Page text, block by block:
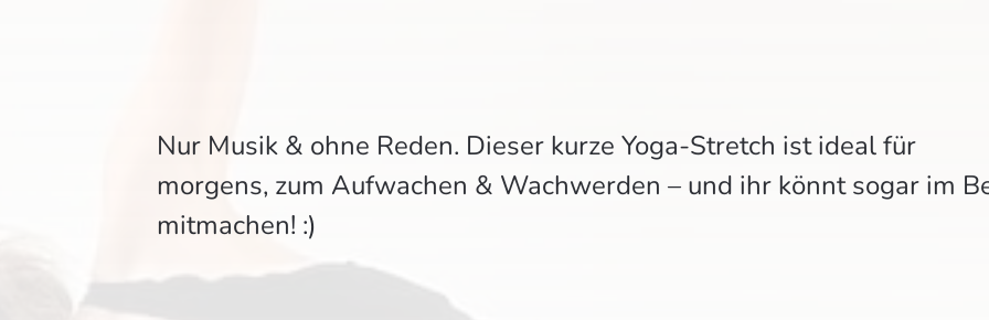
Nur Musik & ohne Reden. Dieser kurze Yoga-Stretch ist ideal für
morgens, zum Aufwachen & Wachwerden – und ihr könnt sogar im
mitmachen! :)